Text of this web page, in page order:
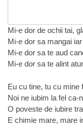
Mi-e dor de ochii tai,
Mi-e dor sa mangai
Mi-e dor sa te aud
Mi-e dor sa te аlint
Eu cu tine, tu cu mine
Noi ne iubim la fel ca-
O poveste de iubire
E chimie mare, mare